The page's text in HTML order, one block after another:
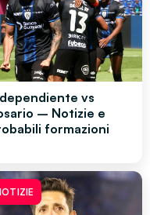
vs
– Notizie e
formazioni